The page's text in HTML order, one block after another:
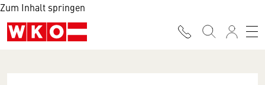
Zum Inhalt springen